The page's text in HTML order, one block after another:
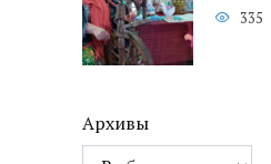
335
Архивы